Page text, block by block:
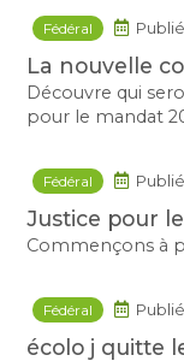
Fédéral
La nouvelle
Découvre qui
pour le mandat
Fédéral
Justice pour
Commençons à
Fédéral
écolo j quitte